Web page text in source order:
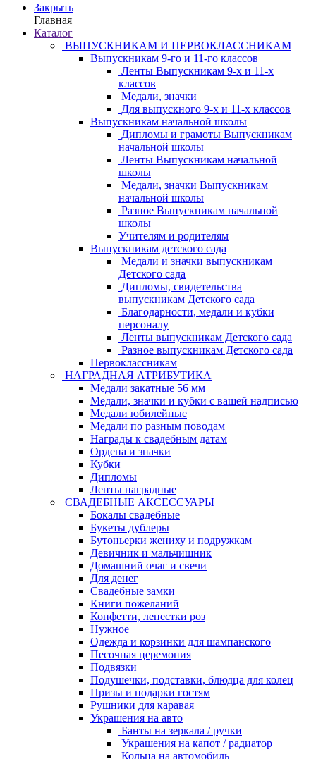
Закрыть
Главная
Каталог
ВЫПУСКНИКАМ И ПЕРВОКЛАССНИКАМ
Выпускникам 9-го и 11-го классов
Ленты Выпускникам 9-х и 11-х
классов
Медали, значки
Для выпускного 9-х и 11-х классов
Выпускникам начальной школы
Дипломы и грамоты Выпускникам
начальной школы
Ленты Выпускникам начальной
школы
Медали, значки Выпускникам
начальной школы
Разное Выпускникам начальной
школы
Учителям и родителям
Выпускникам детского сада
Медали и значки выпускникам
Детского сада
Дипломы, свидетельства
выпускникам Детского сада
Благодарности, медали и кубки
персоналу
Ленты выпускникам Детского сада
Разное выпускникам Детского сада
Первоклассникам
НАГРАДНАЯ АТРИБУТИКА
Медали закатные 56 мм
Медали, значки и кубки с вашей надписью
Медали юбилейные
Медали по разным поводам
Награды к свадебным датам
Ордена и значки
Кубки
Дипломы
Ленты наградные
СВАДЕБНЫЕ АКСЕССУАРЫ
Бокалы свадебные
Букеты дублеры
Бутоньерки жениху и подружкам
Девичник и мальчишник
Домашний очаг и свечи
Для денег
Свадебные замки
Книги пожеланий
Конфетти, лепестки роз
Нужное
Одежда и корзинки для шампанского
Песочная церемония
Подвязки
Подушечки, подставки, блюдца для колец
Призы и подарки гостям
Рушники для каравая
Украшения на авто
Банты на зеркала / ручки
Украшения на капот / радиатор
Кольца на автомобиль